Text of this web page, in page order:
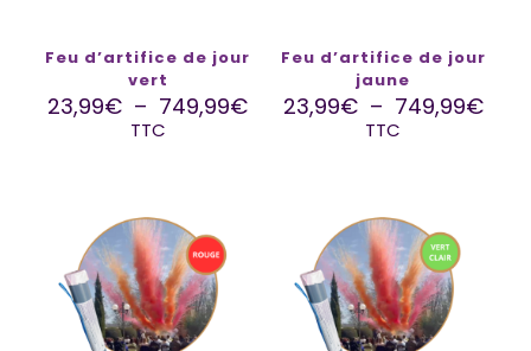
Feu d’artifice de jour
vert
23,99€ – 749,99€
TTC
Feu d’artifice de jour
jaune
23,99€ – 749,99€
TTC